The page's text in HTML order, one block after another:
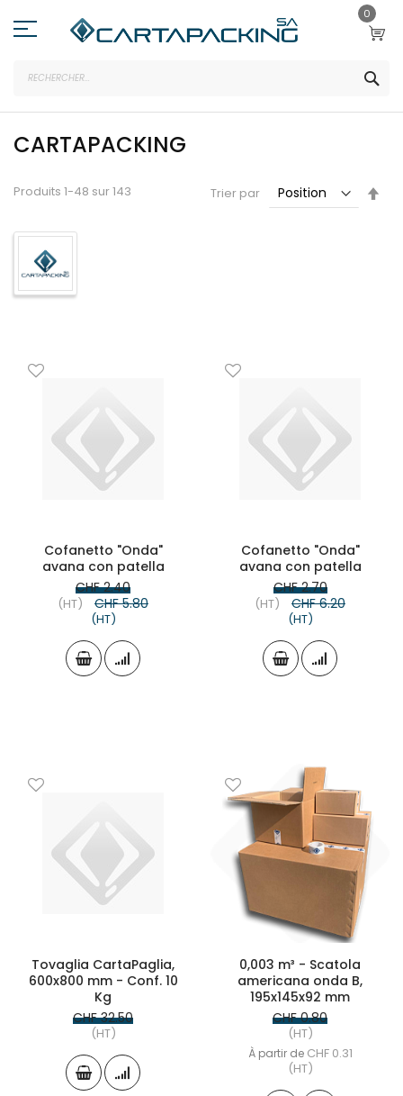
au
contenu
0
CARTAPACKING
Produits 1-48 sur143 Trier par
Cofanetto "Onda"
avana con patella
Prix
Spécial
CHF 2.40
(HT) CHF 5.80
(HT)
Cofanetto "Onda"
avana con patella
Prix
Spécial
CHF 2.70
(HT) CHF 6.20
(HT)
Tovaglia CartaPaglia,
600x800 mm - Conf. 10
Kg
CHF 32.50
(HT)
0,003 m³ - Scatola
americana onda B,
195x145x92 mm
CHF 0.80
(HT)
À partir de CHF 0.31
(HT)